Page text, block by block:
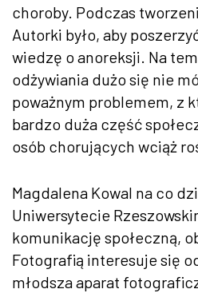
choroby. Podczas
Autorki było, aby
wiedzę o anoreksji. Na
odżywiania dużo się nie
poważnym problemem, z
bardzo duża część
osób chorujących wciąż
Magdalena Kowal na co
Uniwersytecie
komunikację społeczną,
Fotografią interesuje się
młodsza aparat